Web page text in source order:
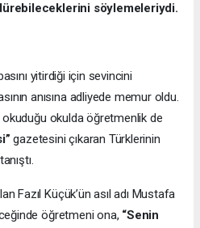
söylemeleriydi.
yitirdiği için sevincini
anısına adliyede memur oldu.
okuduğu okulda öğretmenlik de
gazetesini çıkaran Türklerinin
Fazıl Küçük’ün asıl adı Mustafa
öğretmeni ona, “Senin